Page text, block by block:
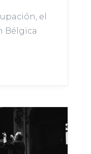
el
Bélgica
que será
y